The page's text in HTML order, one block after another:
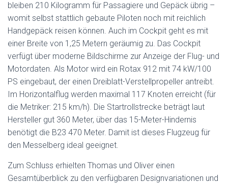
bleiben 210 Kilogramm für Passagiere und Gepäck übrig –
womit selbst stattlich gebaute Piloten noch mit reichlich
Handgepäck reisen können. Auch im Cockpit geht es mit
einer Breite von 1,25 Metern geräumig zu. Das Cockpit
verfügt über moderne Bildschirme zur Anzeige der Flug- und
Motordaten. Als Motor wird ein Rotax 912 mit 74 kW/100
PS eingebaut, der einen Dreiblatt-Verstellpropeller antreibt.
Im Horizontalflug werden maximal 117 Knoten erreicht (für
die Metriker: 215 km/h). Die Startrollstrecke beträgt laut
Hersteller gut 360 Meter, über das 15-Meter-Hindernis
benötigt die B23 470 Meter. Damit ist dieses Flugzeug für
den Messelberg ideal geeignet.
Zum Schluss erhielten Thomas und Oliver einen
Gesamtüberblick zu den verfügbaren Designvariationen und